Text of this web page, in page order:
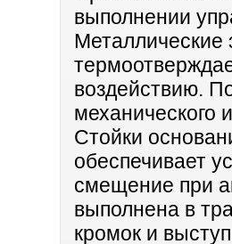
выполнении
воздействию.
механического
Стойки
обеспечивает
смещение при
выполнена в
кромок и